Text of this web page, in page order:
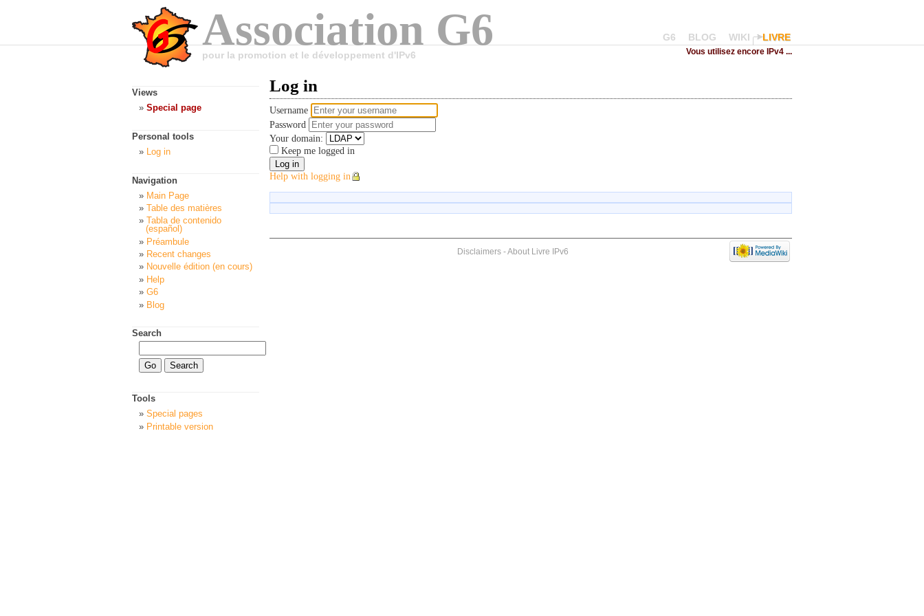
Association G6
pour la promotion et le développement d'IPv6
G6 BLOG WIKI LIVRE
Vous utilisez encore IPv4 ...
Log in
Username
Password
Your domain:
Keep me logged in
Help with logging in
Views
Special page
Personal tools
Log in
Navigation
Main Page
Table des matières
Tabla de contenido
(español)
Préambule
Recent changes
Nouvelle édition (en cours)
Help
G6
Blog
Search
Tools
Special pages
Printable version
Disclaimers-About Livre IPv6